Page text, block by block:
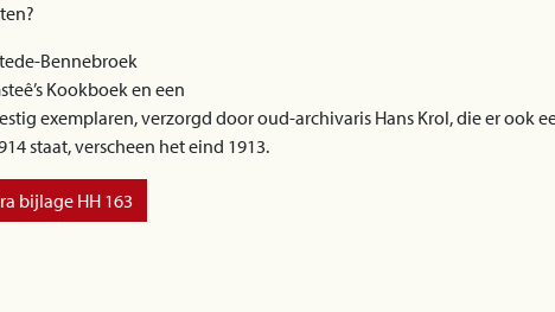
Bennebroek
Kookboek en een
exemplaren, verzorgd door oud-archivaris Hans Krol, die er ook
staat, verscheen het eind 1913.
bijlage HH 163